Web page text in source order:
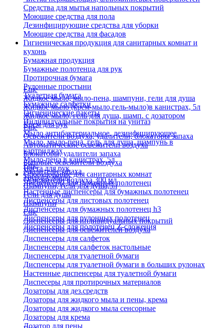
Средства для мытья напольных покрытий
Моющие средства для пола
Дезинфицирующие средства для уборки
Моющие средства для фасадов
Гигиеническая продукция для санитарных комнат и
кухонь
Бумажная продукция
Бумажные полотенца для рук
Протирочная бумага
Рулонные простыни
Туалетная бумага
Бумажные салфетки
Гигиенические пакеты
Индивидуальные покрытия на унитаз
Еще
Жидкое мыло, мыло-пена, шампуни, гели для душа
Жидкое мыло (крем-мыло,гель-мыло)в канистрах, 5л
Жидкое мыло, гель для душа, шамп. с дозатором
Крем для рук
Мыло антибактериальное, дезинфицирующее
Мыло, мыло-пена, гель для душа, шампунь в
картриджах
Мыло-пена в канистрах, 5л
Паста для рук
Твердое мыло
Шампуни, гели для душа,5л
Гели для душа
Шампуни
Еще
Освежители воздуха, удалители, блокаторы запаха
Автоматические освежители воздуха
Блокаторы, удалители запаха
Бытовые освежители воздуха
Удалители запаха
Освежители воздуха 300 мл
Еще
Оборудование для санитарных комнат
Диспенсеры для бумажных полотенец
Настенные диспенсеры для бумажных полотенец
Диспенсеры для листовых полотенец
Диспенсеры для бумажных полотенец h3
Диспенсеры для рулонных полотенец
Диспенсеры для полотенец Z-сложения
Еще
Диспенсеры для индивидуальных покрытий
Диспенсеры для освежителей воздуха
Диспенсеры для салфеток
Диспенсеры для салфеток настольные
Диспенсеры для туалетной бумаги
Диспенсеры для туалетной бумаги в больших рулонах
Настенные диспенсеры для туалетной бумаги
Диспесеры для протирочных материалов
Дозаторы для дез.средств
Дозаторы для жидкого мыла и пены, крема
Дозаторы для жидкого мыла сенсорные
Дозаторы для крема
Дозатор для пены